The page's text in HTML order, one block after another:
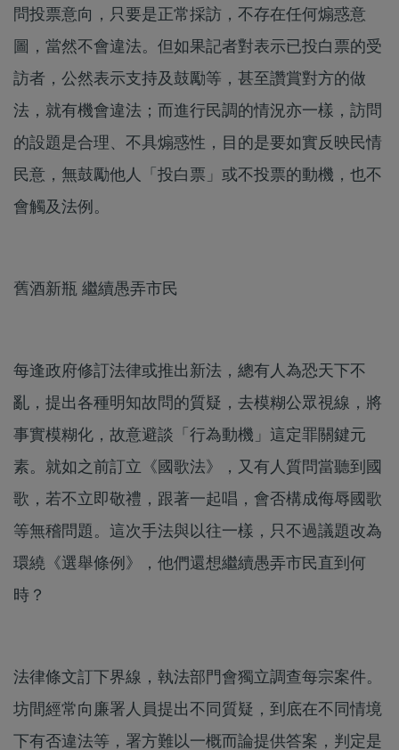
問投票意向，只要是正常採訪，不存在任何煽惑意
圖，當然不會違法。但如果記者對表示已投白票的受
訪者，公然表示支持及鼓勵等，甚至讚賞對方的做
法，就有機會違法；而進行民調的情況亦一樣，訪問
的設題是合理、不具煽惑性，目的是要如實反映民情
民意，無鼓勵他人「投白票」或不投票的動機，也不
會觸及法例。
舊酒新瓶 繼續愚弄市民
每逢政府修訂法律或推出新法，總有人為恐天下不
亂，提出各種明知故問的質疑，去模糊公眾視線，將
事實模糊化，故意避談「行為動機」這定罪關鍵元
素。就如之前訂立《國歌法》，又有人質問當聽到國
歌，若不立即敬禮，跟著一起唱，會否構成侮辱國歌
等無稽問題。這次手法與以往一樣，只不過議題改為
環繞《選舉條例》，他們還想繼續愚弄市民直到何
時？
法律條文訂下界線，執法部門會獨立調查每宗案件。
坊間經常向廉署人員提出不同質疑，到底在不同情境
下有否違法等，署方難以一概而論提供答案，判定是